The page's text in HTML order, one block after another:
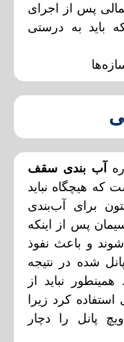
پس از اجرای
باید به درستی
آب‌ بندی سقف
که هیچگاه نباید
برای آب‌بندی
پس از اینکه
و باعث نفوذ
شده در نتیجه
نباید از
استفاده کرد زیرا
پانل را دچار